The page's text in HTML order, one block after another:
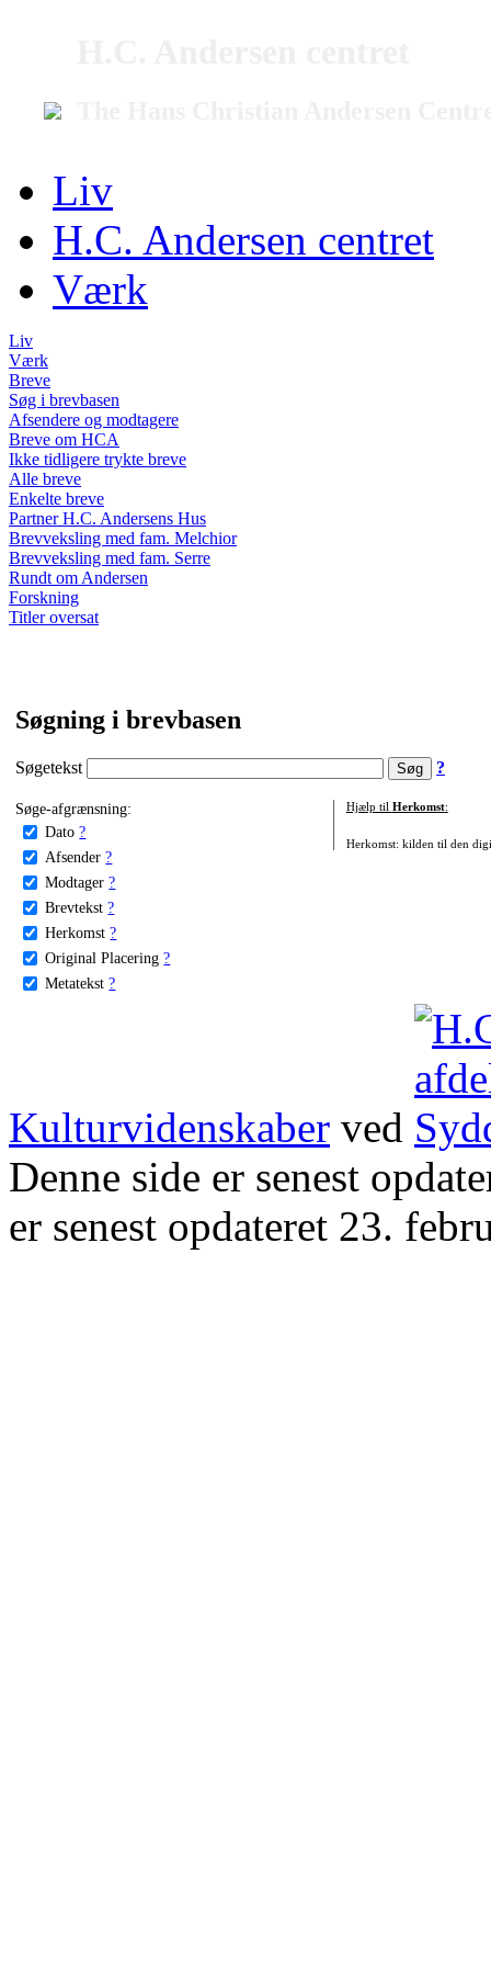
Liv
H.C. Andersen centret
Værk
Liv
Værk
Breve
Søg i brevbasen
Afsendere og modtagere
Breve om HCA
Ikke tidligere trykte breve
Alle breve
Enkelte breve
Partner H.C. Andersens Hus
Brevveksling med fam. Melchior
Brevveksling med fam. Serre
Rundt om Andersen
Forskning
Titler oversat
Søgning i brevbasen
Søgetekst ?
Søge-afgrænsning:
Dato ?
Afsender ?
Modtager ?
Brevtekst ?
Herkomst ?
Original Placering ?
Metatekst ?
Hjælp til Herkomst:
Herkomst: kilden til den
Kulturvidenskaber ved
Denne side er senest
er senest opdateret 23.